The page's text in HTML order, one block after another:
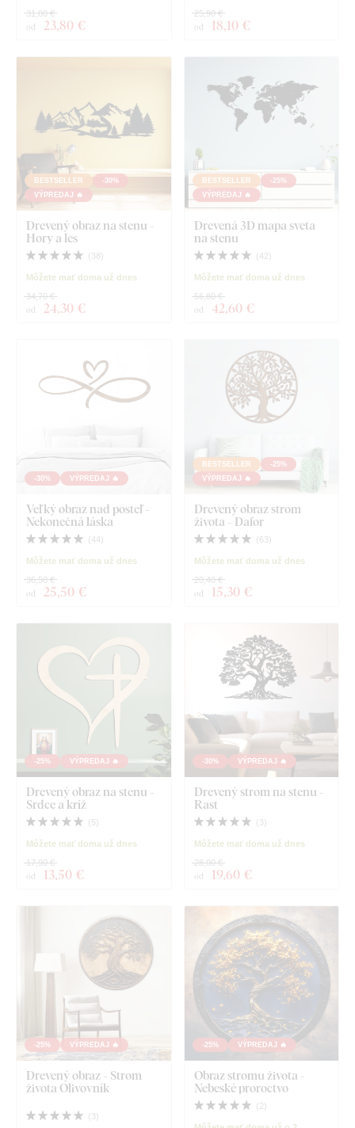
od 23,80 €
31,80 €
od 18,10 €
25,90 €
BESTSELLER
-30%
VÝPREDAJ 🔥
Drevený obraz na stenu -
Hory a les
( 38 )
Môžete mať doma už dnes
od 24,30 €
34,70 €
BESTSELLER
-25%
VÝPREDAJ 🔥
Drevená 3D mapa sveta
na stenu
( 42)
Môžete mať doma už dnes
od 42,60 €
56,80 €
-30% VÝPREDAJ 🔥
Veľký obraz nad posteľ -
Nekonečná láska
( 44)
Môžete mať doma už dnes
od 25,50 €
36,50 €
BESTSELLER
-25%
VÝPREDAJ 🔥
Drevený obraz strom
života - Dafor
( 63)
Môžete mať doma už dnes
od 15,30 €
20,40 €
-25% VÝPREDAJ 🔥
Drevený obraz na stenu -
Srdce a kríž
( 5)
Môžete mať doma už dnes
od 13,50 €
17,90 €
-30% VÝPREDAJ 🔥
Drevený strom na stenu -
Rast
( 3 )
Môžete mať doma už dnes
od 19,60 €
28,00 €
-25% VÝPREDAJ 🔥
Drevený obraz - Strom
života Olivovník
( 3)
-25% VÝPREDAJ 🔥
Obraz stromu života -
Nebeské proroctvo
( 2)